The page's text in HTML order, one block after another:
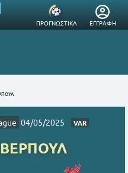
ΠΡΟΓΝΩΣΤΙΚΑ ΕΓΓΡΑΦΗ
04/05/2025 VAR